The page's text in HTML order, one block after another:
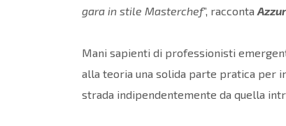
gara in stile Masterchef”, racconta
Mani sapienti di professionisti
alla teoria una solida parte pratica per
strada indipendentemente da quella